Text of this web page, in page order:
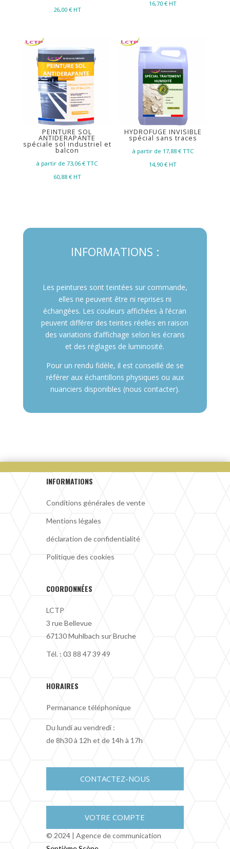
26,00€ HT
16,70 € HT
PEINTURE SOL
ANTIDERAPANTE
spéciale sol industriel et
balcon
à partir de 73,06 € TTC
60,88€ HT
HYDROFUGE INVISIBLE
spécial sans traces
à partir de 17,88€ TTC
14,90 € HT
INFORMATIONS :
Les peintures sont teintées sur commande,
elles ne peuvent être ni reprises ni
échangées. Les couleurs affichées à l’écran
peuvent différer des teintes réelles en raison
des variations d’affichage selon les écrans
et des réglages de luminosité.
Pour un rendu fidèle, il est conseillé de se
référer aux échantillons physiques ou aux
nuanciers disponibles (nous contacter).
INFORMATIONS
Conditions générales de vente
Mentions légales
déclaration de confidentialité
Politique des cookies
COORDONNÉES
LCTP
3 rue Bellevue
67130 Muhlbach sur Bruche
Tél. : 03 88 47 39 49
HORAIRES
Permanance téléphonique
Du lundi au vendredi :
de 8h30 à 12h et de 14h à 17h
CONTACTEZ-NOUS
VOTRE COMPTE
© 2024 | Agence de communication